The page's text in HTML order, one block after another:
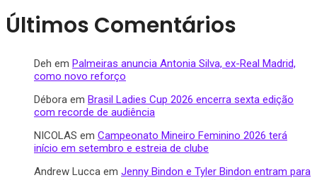
Últimos Comentários
Deh em Palmeiras anuncia Antonia Silva, ex-Real Madrid,
como novo reforço
Débora em Brasil Ladies Cup 2026 encerra sexta edição
com recorde de audiência
NICOLAS em Campeonato Mineiro Feminino 2026 terá
início em setembro e estreia de clube
Andrew Lucca em Jenny Bindon e Tyler Bindon entram para